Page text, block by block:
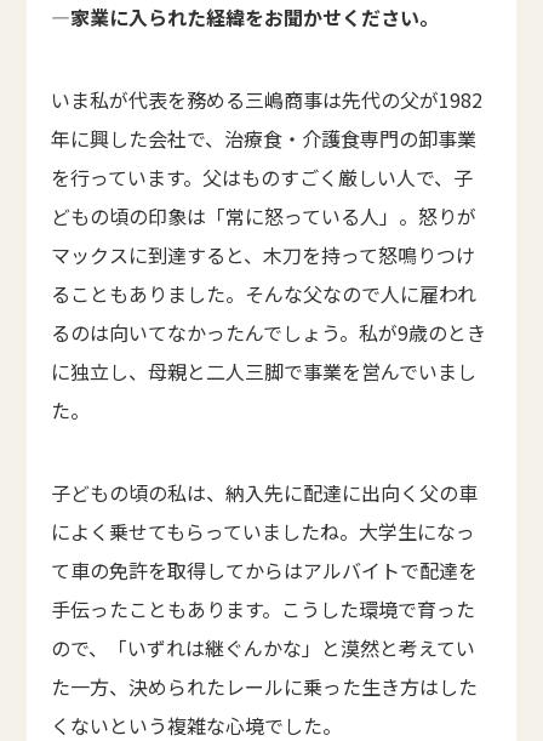
―家業に入られた経緯をお聞かせください。
いま私が代表を務める三嶋商事は先代の父が1982
年に興した会社で、治療食・介護食専門の卸事業
を行っています。父はものすごく厳しい人で、子
どもの頃の印象は「常に怒っている人」。怒りが
マックスに到達すると、木刀を持って怒鳴りつけ
ることもありました。そんな父なので人に雇われ
るのは向いてなかったんでしょう。私が9歳のとき
に独立し、母親と二人三脚で事業を営んでいまし
た。
子どもの頃の私は、納入先に配達に出向く父の車
によく乗せてもらっていましたね。大学生になっ
て車の免許を取得してからはアルバイトで配達を
手伝ったこともあります。こうした環境で育った
ので、「いずれは継ぐんかな」と漠然と考えてい
た一方、決められたレールに乗った生き方はした
くないという複雑な心境でした。